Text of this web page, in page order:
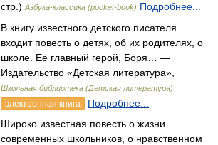
стр.) Азбука-классика (pocket-book) Подробнее...
В книгу известного детского писателя
входит повесть о детях, об их родителях, о
школе. Ее главный герой, Боря… —
Издательство «Детская литература»,
Школьная библиотека (Детская литература)
электронная книга
Подробнее...
Широко известная повесть о жизни
современных школьников, о нравственном